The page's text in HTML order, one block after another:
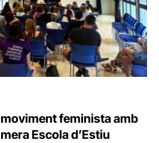
feminista amb
Escola d’Estiu